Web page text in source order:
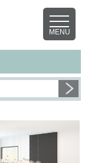
i cookies.
cookies. Per ulteriori
MENU